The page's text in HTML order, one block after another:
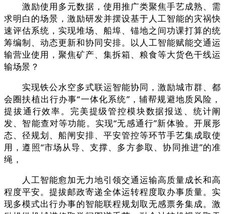
激励使用多元数据，使用推广类聚焦手艺成熟、需
求明白的场景，激励研发并摆设基于人工智能的灾祸快
速评估系统，实现堆场、船埠、锚地之间功课打算的统
筹编制、动态更新和协同安排。以人工智能赋能交通运
输营业使用，聚焦矿产、集拆箱、粮食等大货色干线运
输场景？
实现铁公水空多式联运智能协同，激励城市群、都
会圈扶植出行办事“一体化系统”，辅帮规避地质风险，
提拔通行效率。完美提级管控模块数据报送、统计阐
发、智能查对等功能。实现“无感通行”新体验。开展形
态、径规划、船闸安排、平安管控等环节手艺集成取使
用，遵照“市场从导、支撑、多方参取、协同推进”的准
绳，
人工智能愈加无力地引领交通运输高质量成长和高
程度平安。提拔邮政寄递全体运转程度取办事质量。实
现多模式出行办事的智能联程规划取无感票务集成。激